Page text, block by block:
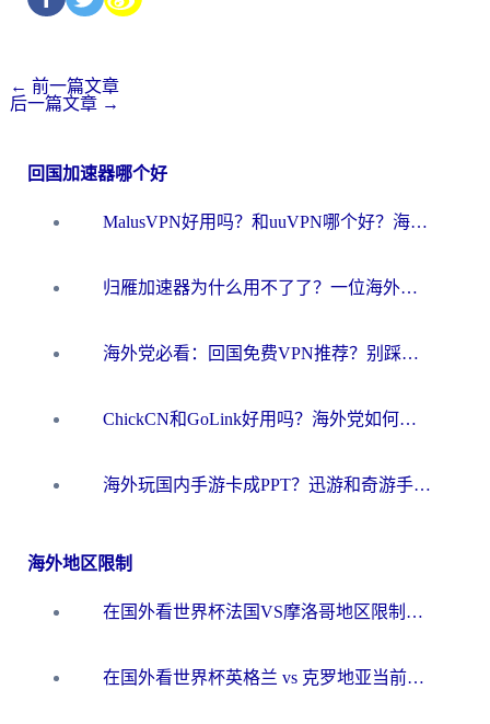
← 前一篇文章
后一篇文章 →
回国加速器哪个好
MalusVPN好用吗？和uuVPN哪个好？海外党无缝访问国内资源的真实对比与选择指南
归雁加速器为什么用不了了？一位海外游子的真实困惑与技术解答
海外党必看：回国免费VPN推荐？别踩坑！教你选对加速器无缝刷国内资源
ChickCN和GoLink好用吗？海外党如何选对回国加速器
海外玩国内手游卡成PPT？迅游和奇游手游哪个好？一篇讲透回国加速器怎么选
海外地区限制
在国外看世界杯法国VS摩洛哥地区限制？这篇指南让你流畅看中文解说无压力
在国外看世界杯英格兰 vs 克罗地亚当前地区不可播放？这篇指南帮你搞定所有海外观赛难题